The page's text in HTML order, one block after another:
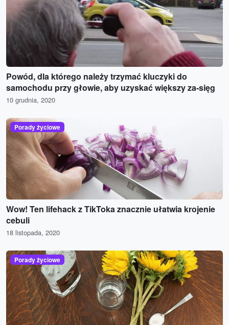
Powód, dla którego należy trzymać kluczyki do
samochodu przy głowie, aby uzyskać większy za-sięg
10 grudnia, 2020
Porady życiowe
Wow! Ten lifehack z TikToka znacznie ułatwia krojenie
cebuli
18 listopada, 2020
Porady życiowe